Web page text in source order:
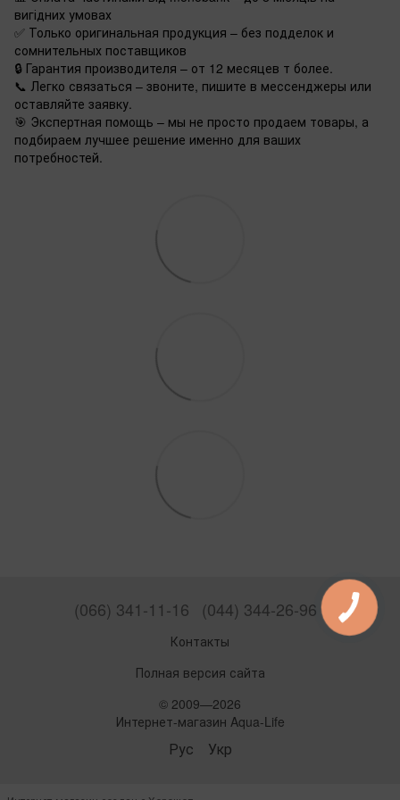
вигідних умовах
✅ Только оригинальная продукция – без подделок и
сомнительных поставщиков
🔒 Гарантия производителя – от 12 месяцев т более.
📞 Легко связаться – звоните, пишите в мессенджеры или
оставляйте заявку.
🎯 Экспертная помощь – мы не просто продаем товары, а
подбираем лучшее решение именно для ваших
потребностей.
(066) 341-11-16 (044) 344-26-96
Контакты
Полная версия сайта
© 2009—2026
Интернет-магазин Aqua-Life
Рус Укр